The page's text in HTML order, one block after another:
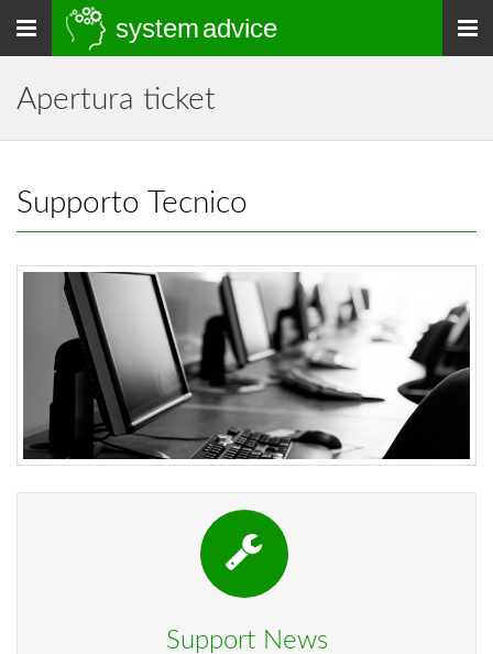
Togli
navigazione
systemadvice
Apertura ticket
Supporto Tecnico
Support News